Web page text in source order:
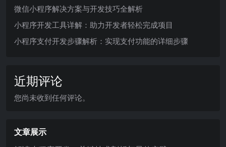
微信小程序解决方案与开发技巧全解析
小程序开发工具详解：助力开发者轻松完成项目
小程序支付开发步骤解析：实现支付功能的详细步骤
近期评论
您尚未收到任何评论。
文章展示